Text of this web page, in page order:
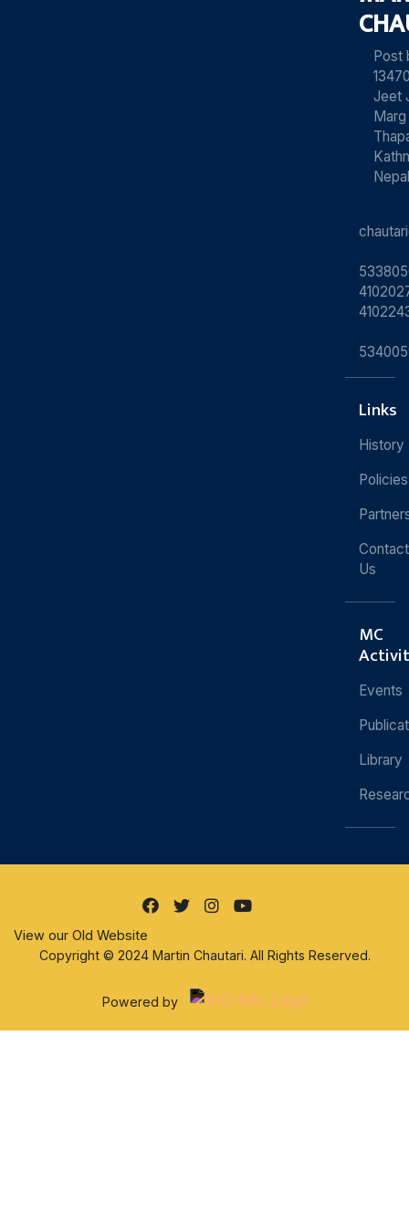
Post
Jeet
Marg
Nepal
Links
History
Policies
Contact
Us
MC
Events
Library
View our Old Website
Copyright © 2024 Martin Chautari. All Rights Reserved.
Powered by